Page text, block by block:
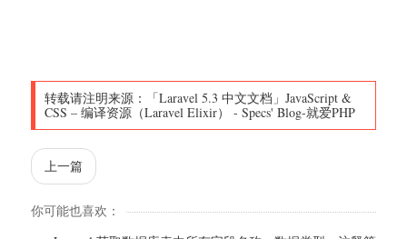
转载请注明来源：
「Laravel 5.3 中文文档」JavaScript &
CSS – 编译资源（Laravel Elixir）
- Specs' Blog-就爱PHP
上一篇
你可能也喜欢：